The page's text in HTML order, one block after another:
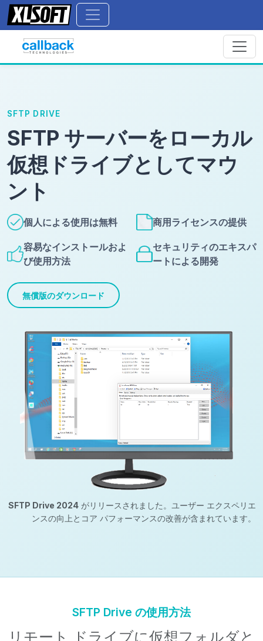
SFTP DRIVE
SFTP サーバーをローカル
仮想ドライブとしてマウ
ント
個人による使用は無料 商用ライセンスの提供
容易なインストールおよ
び使用方法
セキュリティのエキスパ
ートによる開発
無償版のダウンロード
SFTP Drive 2024 がリリースされました。ユーザー エクスペリエ
ンスの向上とコア パフォーマンスの改善が含まれています。
SFTP Drive の使用方法
リモート ドライブに仮想フォルダと